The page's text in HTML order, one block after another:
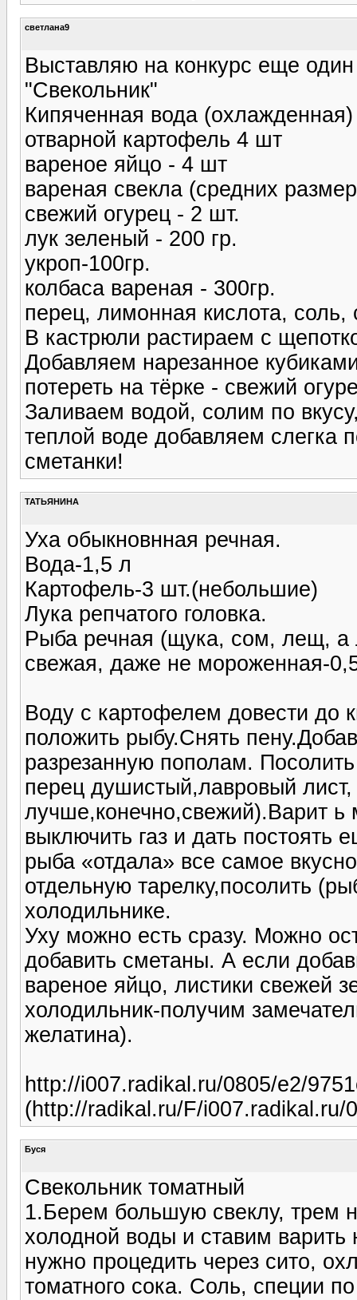
светлана9
Выставляю на конкурс еще один
"Свекольник"
Кипяченная вода
отварной картофель 4 шт
вареное яйцо - 4 шт
вареная свекла (средних
свежий огурец - 2 шт.
лук зеленый - 200 гр.
укроп-100гр.
колбаса вареная - 300гр.
перец, лимонная кислота, соль,
В кастрюли растираем с
Добавляем нарезанное
потереть на тёрке - свежий
Заливаем водой, солим по
теплой воде добавляем слегка
сметанки!
ТАТЬЯНИНА
Уха обыкновнная речная.
Вода-1,5 л
Картофель-3 шт.(небольшие)
Лука репчатого головка.
Рыба речная (щука, сом, лещ, а
свежая, даже не мороженная-
Воду с картофелем довести до
положить рыбу.Снять
разрезанную пополам.
перец душистый,лавровый
лучше,конечно,свежий).Варит
выключить газ и дать постоять
рыба «отдала» все самое
отдельную тарелку,посолить
холодильнике.
Уху можно есть сразу. Можно
добавить сметаны. А если
вареное яйцо, листики свежей
холодильник-получим
желатина).
http://i007.radikal.ru/0805/e2/
(http://radikal.ru/F/i007.radikal.ru/
Буся
Свекольник томатный
1.Берем большую свеклу, трем
холодной воды и ставим
нужно процедить через сито,
томатного сока. Соль, специи по